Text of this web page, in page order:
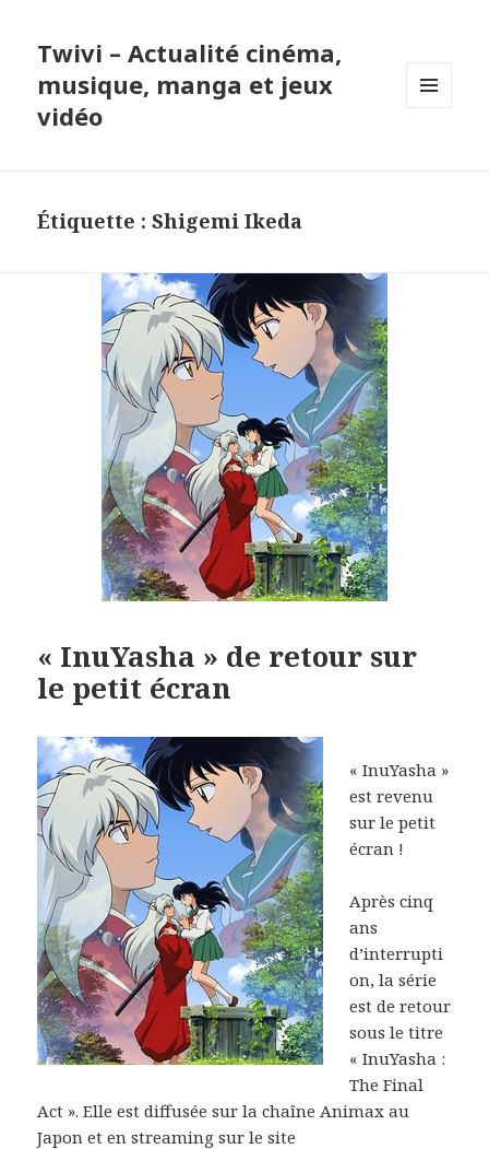
Twivi – Actualité cinéma,
musique, manga et jeux
vidéo
Étiquette :Shigemi Ikeda
« InuYasha » de retour sur
le petit écran
« InuYasha »
est revenu
sur le petit
écran !
Après cinq
ans
d’interrupti
on, la série
est de retour
sous le titre
« InuYasha :
The Final
Act ». Elle est diffusée sur la chaîne Animax au
Japon et en streaming sur le site